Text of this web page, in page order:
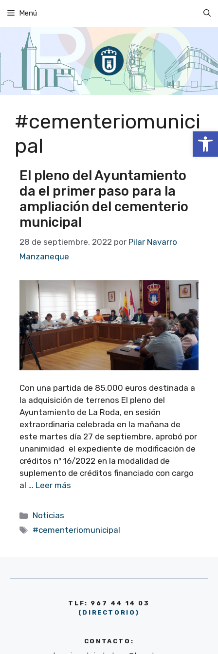
Abrir
contenido
Menú
#cementeriomunici
pal
El pleno del Ayuntamiento
da el primer paso para la
ampliación del cementerio
municipal
28 de septiembre, 2022 por Pilar Navarro
Manzaneque
Con una partida de 85.000 euros destinada a
la adquisición de terrenos El pleno del
Ayuntamiento de La Roda, en sesión
extraordinaria celebrada en la mañana de
este martes día 27 de septiembre, aprobó por
unanimidad el expediente de modificación de
créditos nº 16/2022 en la modalidad de
suplemento de créditos financiado con cargo
al … Leer más
Categorías
Noticias
Etiquetas
#cementeriomunicipal
TLF: 967 44 14 03
(DIRECTORIO)
CONTACTO: